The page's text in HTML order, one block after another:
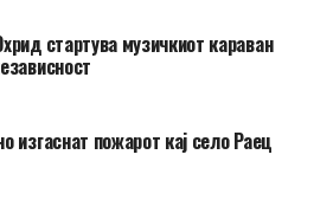
стартува музичкиот караван
изгаснат пожарот кај село Раец